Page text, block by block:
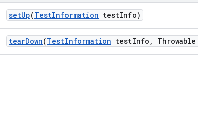
setUp(TestInformation testInfo)
tearDown(TestInformation testInfo ,